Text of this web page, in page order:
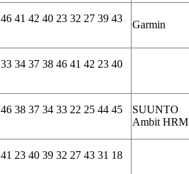
41 42 40 23 32 27 39 43
Garmin
34 37 38 46 41 42 23 40
38 37 34 33 22 25 44 45
SUUNTO
Ambit HRM
23 40 39 32 27 43 31 18